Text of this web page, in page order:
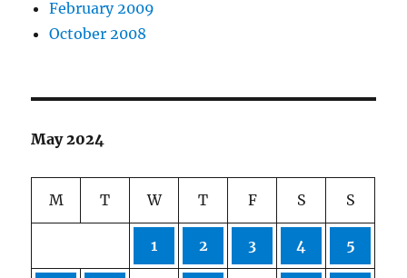
February 2009
October 2008
May 2024
M T W T F S S
1 2 3 4 5